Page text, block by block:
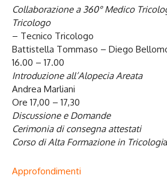
Collaborazione a 360° Medico
Tricologo
– Tecnico Tricologo
Battistella Tommaso – Diego
16.00 – 17.00
Introduzione all’Alopecia Areata
Andrea Marliani
Ore 17,00 – 17,30
Discussione e Domande
Cerimonia di consegna attestati
Corso di Alta Formazione in Tricologia
Approfondimenti